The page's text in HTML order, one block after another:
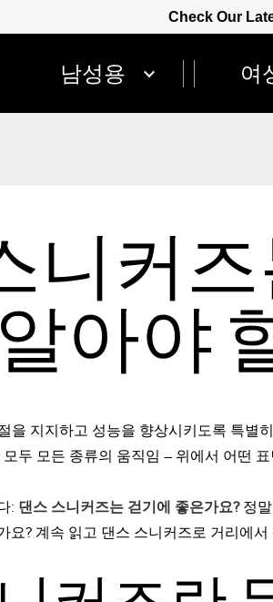
Check Our
남성용 여
니커
아야
을 지지하고 성능을 향상시키도록 특별
모두 모든 종류의 움직임 – 위에서 어떤
: 댄스 스니커즈는 걷기에 좋은가요?정말
요? 계속 읽고 댄스 스니커즈로 거리에